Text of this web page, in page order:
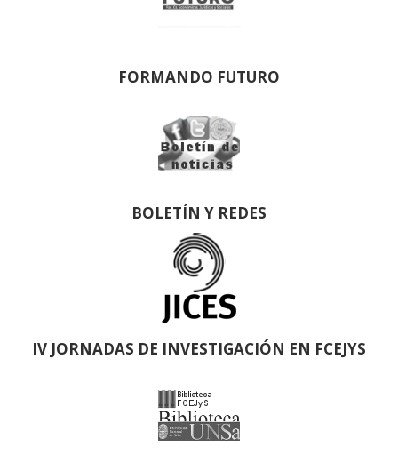
FORMANDO FUTURO
BOLETÍN Y REDES
IV JORNADAS DE INVESTIGACIÓN EN FCEJYS